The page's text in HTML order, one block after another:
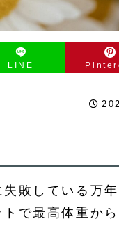
LINE
敗している万
で最高体重か